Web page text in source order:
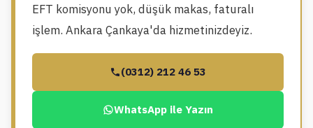
EFT komisyonu yok, düşük makas, faturalı
işlem. Ankara Çankaya'da hizmetinizdeyiz.
(0312) 212 46 53
WhatsApp ile Yazın